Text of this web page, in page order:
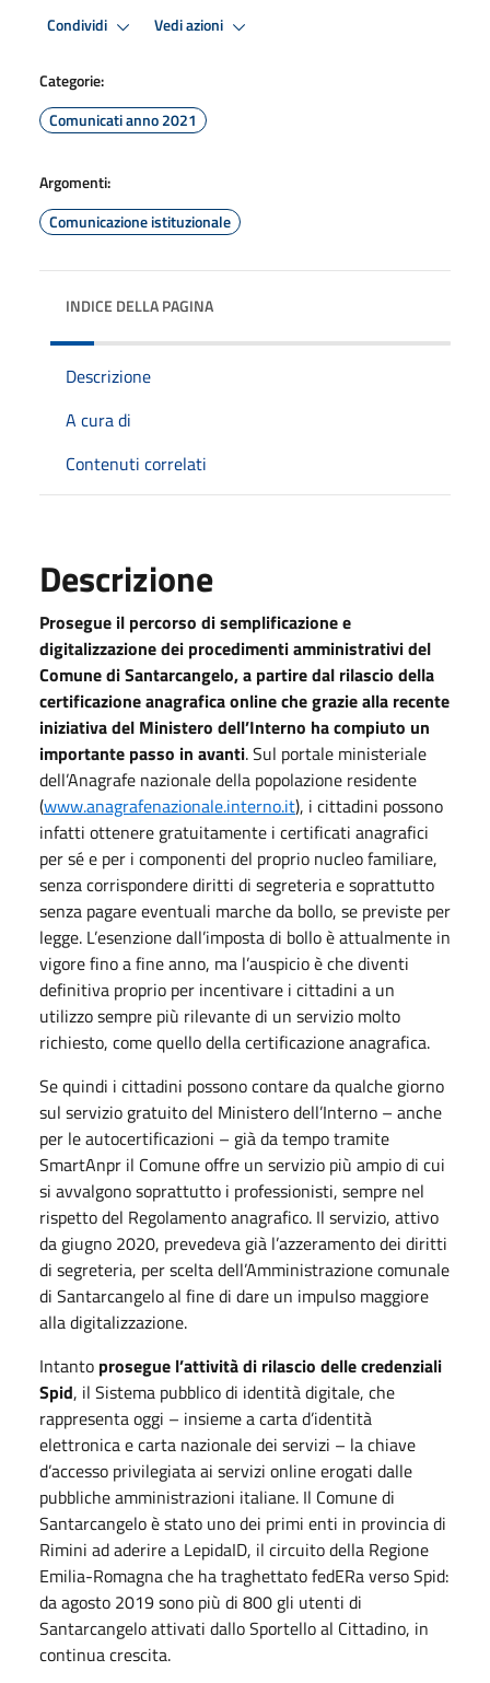
Condividi Vedi azioni
Categorie:
Comunicati anno 2021
Argomenti:
Comunicazione istituzionale
INDICE DELLA PAGINA
Descrizione
A cura di
Contenuti correlati
Descrizione
Prosegue il percorso di semplificazione e
digitalizzazione dei procedimenti amministrativi del
Comune di Santarcangelo, a partire dal rilascio della
certificazione anagrafica online che grazie alla recente
iniziativa del Ministero dell’Interno ha compiuto un
importante passo in avanti. Sul portale ministeriale
dell’Anagrafe nazionale della popolazione residente
(www.anagrafenazionale.interno.it), i cittadini possono
infatti ottenere gratuitamente i certificati anagrafici
per sé e per i componenti del proprio nucleo familiare,
senza corrispondere diritti di segreteria e soprattutto
senza pagare eventuali marche da bollo, se previste per
legge. L’esenzione dall’imposta di bollo è attualmente in
vigore fino a fine anno, ma l’auspicio è che diventi
definitiva proprio per incentivare i cittadini a un
utilizzo sempre più rilevante di un servizio molto
richiesto, come quello della certificazione anagrafica.
Se quindi i cittadini possono contare da qualche giorno
sul servizio gratuito del Ministero dell’Interno – anche
per le autocertificazioni – già da tempo tramite
SmartAnpr il Comune offre un servizio più ampio di cui
si avvalgono soprattutto i professionisti, sempre nel
rispetto del Regolamento anagrafico. Il servizio, attivo
da giugno 2020, prevedeva già l’azzeramento dei diritti
di segreteria, per scelta dell’Amministrazione comunale
di Santarcangelo al fine di dare un impulso maggiore
alla digitalizzazione.
Intanto prosegue l’attività di rilascio delle credenziali
Spid, il Sistema pubblico di identità digitale, che
rappresenta oggi – insieme a carta d’identità
elettronica e carta nazionale dei servizi – la chiave
d’accesso privilegiata ai servizi online erogati dalle
pubbliche amministrazioni italiane. Il Comune di
Santarcangelo è stato uno dei primi enti in provincia di
Rimini ad aderire a LepidaID, il circuito della Regione
Emilia-Romagna che ha traghettato fedERa verso Spid:
da agosto 2019 sono più di 800 gli utenti di
Santarcangelo attivati dallo Sportello al Cittadino, in
continua crescita.